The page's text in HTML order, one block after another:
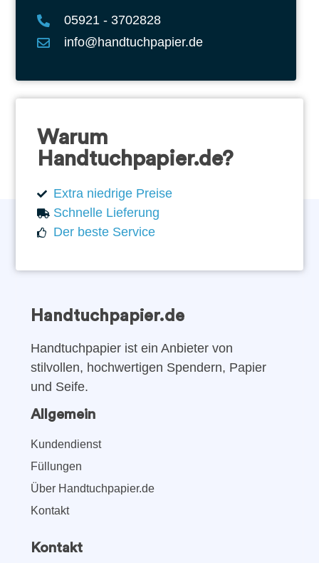
05921 - 3702828
info@handtuchpapier.de
Warum
Handtuchpapier.de?
Extra niedrige Preise
Schnelle Lieferung
Der beste Service
Handtuchpapier.de
Handtuchpapier ist ein Anbieter von
stilvollen, hochwertigen Spendern, Papier
und Seife.
Allgemein
Kundendienst
Füllungen
Über Handtuchpapier.de
Kontakt
Kontakt